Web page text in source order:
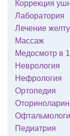
Коррекция
Лаборатория
Лечение
Массаж
Медосмотр в
Неврология
Нефрология
Ортопедия
Педиатрия